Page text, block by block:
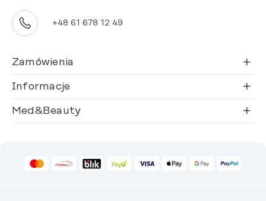
+48 61 678 12 49
Zamówienia
Informacje
Med&Beauty